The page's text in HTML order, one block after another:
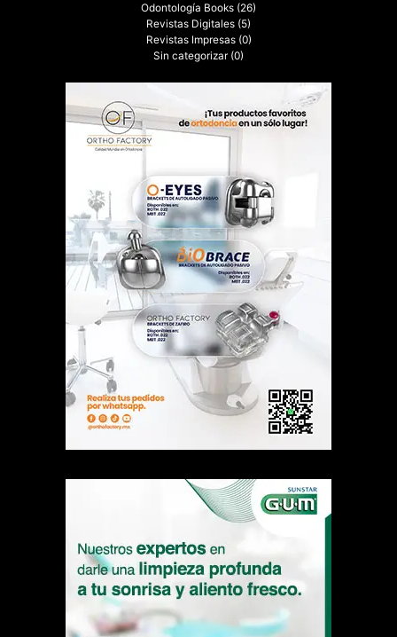
Odontología Books (26)
Revistas Digitales (5)
Revistas Impresas (0)
Sin categorizar (0)